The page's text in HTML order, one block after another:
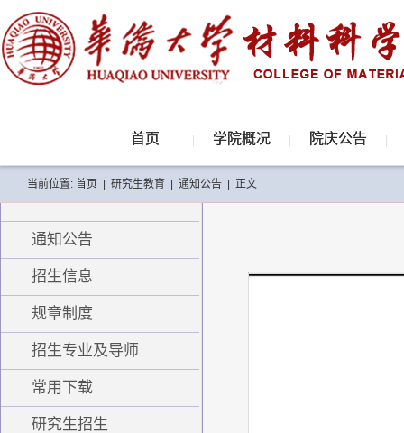
首页 学院概况 院庆公告
当前位置: 首页 研究生教育 通知公告 正文
通知公告
招生信息
规章制度
招生专业及导师
常用下载
研究生招生